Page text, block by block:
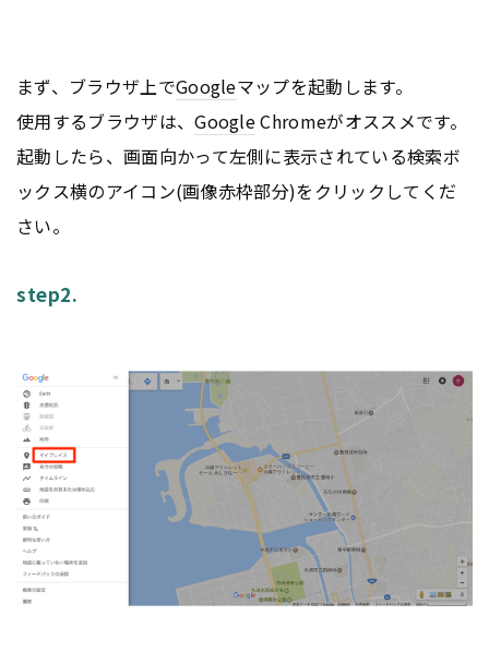
まず、ブラウザ上でGoogleマップを起動します。
使用するブラウザは、GoogleChromeがオススメです。
起動したら、画面向かって左側に表示されている検索ボ
ックス横のアイコン(画像赤枠部分)をクリックしてくだ
さい。
step2.